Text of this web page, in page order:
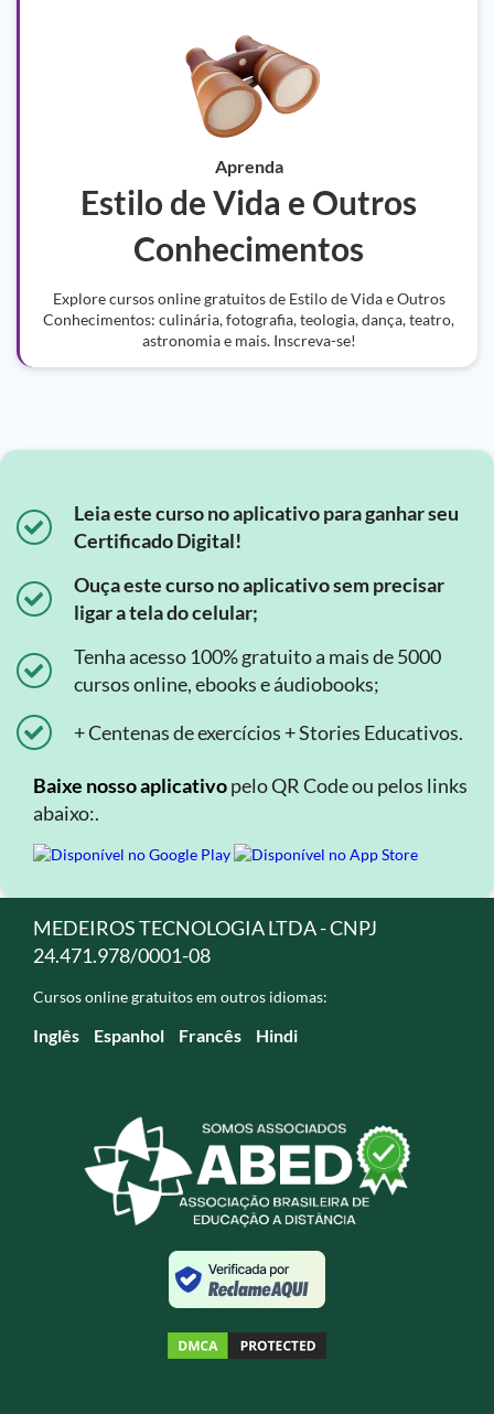
Aprenda
Estilo de Vida e Outros
Conhecimentos
Explore cursos online gratuitos de Estilo de Vida e Outros
Conhecimentos: culinária, fotografia, teologia, dança, teatro,
astronomia e mais. Inscreva-se!
Leia este curso no aplicativo para ganhar seu
Certificado Digital!
Ouça este curso no aplicativo sem precisar
ligar a tela do celular;
Tenha acesso 100% gratuito a mais de 5000
cursos online, ebooks e áudiobooks;
+ Centenas de exercícios + Stories Educativos.
Baixe nosso aplicativopelo QR Code ou pelos links
abaixo:.
MEDEIROS TECNOLOGIA LTDA - CNPJ
24.471.978/0001-08
Cursos online gratuitos em outros idiomas:
Inglês Espanhol Francês Hindi